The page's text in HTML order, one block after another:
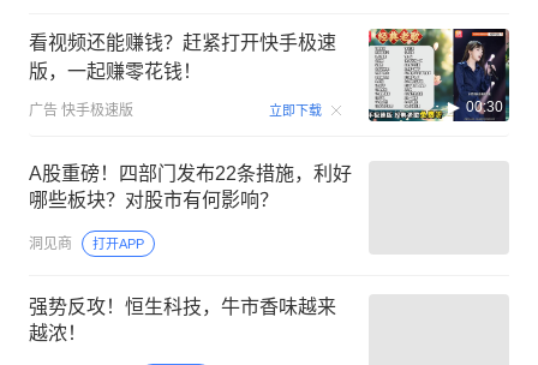
看视频还能赚钱？赶紧打开快手极速
版，一起赚零花钱！
广告 快手极速版 立即下载 00:30
A股重磅！四部门发布22条措施，利好
哪些板块？对股市有何影响？
洞见商 打开APP
强势反攻！恒生科技，牛市香味越来
越浓！